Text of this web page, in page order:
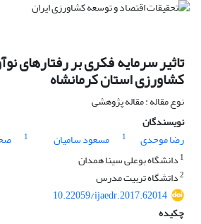
تاثیر سرمایه فکری بر رفتارهای
کشاورزی استان کرمانشاه
نوع مقاله : مقاله پژوهشی
نویسندگان
رضا موحدی
1 مسعود سامیان 1
1 دانشگاه بوعلی سینا همدان
2داتشگاه تربیت مدرس
10.22059/ijaedr.2017.62014
چکیده